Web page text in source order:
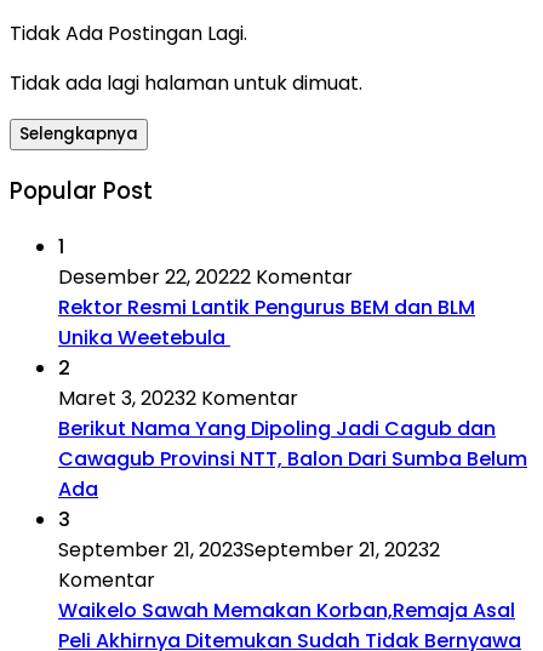
Tidak Ada Postingan Lagi.
Tidak ada lagi halaman untuk dimuat.
Selengkapnya
Popular Post
1
Desember 22, 20222 Komentar
Rektor Resmi Lantik Pengurus BEM dan BLM
Unika Weetebula
2
Maret 3, 20232 Komentar
Berikut Nama Yang Dipoling Jadi Cagub dan
Cawagub Provinsi NTT, Balon Dari Sumba Belum
Ada
3
September 21, 2023September 21, 20232
Komentar
Waikelo Sawah Memakan Korban,Remaja Asal
Peli Akhirnya Ditemukan Sudah Tidak Bernyawa